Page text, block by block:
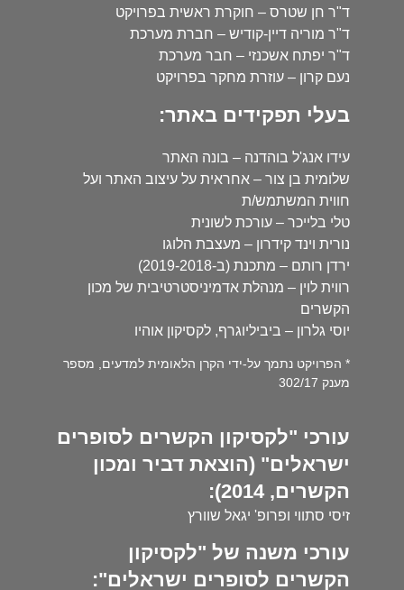
ד"ר חן שטרס – חוקרת ראשית בפרויקט
ד"ר מוריה דיין-קודיש – חברת מערכת
ד"ר יפתח אשכנזי – חבר מערכת
נעם קרון – עוזרת מחקר בפרויקט
בעלי תפקידים באתר:
עידו אנג'ל בוהדנה – בונה האתר
שלומית בן צור – אחראית על עיצוב האתר ועל
חווית המשתמש/ת
טלי בלייכר – עורכת לשונית
נורית וינד קידרון – מעצבת הלוגו
ירדן רותם – מתכנת (ב-2019-2018)
רווית לוין – מנהלת אדמיניסטרטיבית של מכון
הקשרים
יוסי גלרון – ביביליוגרף, לקסיקון אוהיו
* הפרויקט נתמך על-ידי הקרן הלאומית למדעים, מספר
מענק 302/17
עורכי "לקסיקון הקשרים לסופרים
ישראלים" (הוצאת דביר ומכון
הקשרים, 2014):
זיסי סתווי ופרופ' יגאל שוורץ
עורכי משנה של "לקסיקון
הקשרים לסופרים ישראלים":